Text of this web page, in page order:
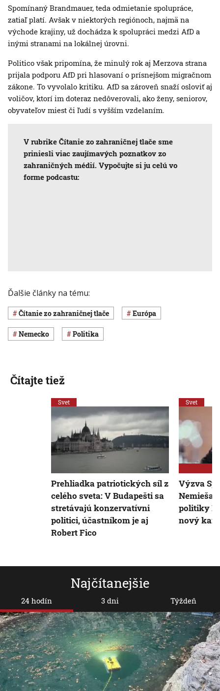
Spomínaný Brandmauer, teda odmietanie spolupráce,
zatiaľ platí. Avšak v niektorých regiónoch, najmä na
východe krajiny, už dochádza k spolupráci medzi AfD a
inými stranami na lokálnej úrovni.
Politico však pripomína, že minulý rok aj Merzova strana
prijala podporu AfD pri hlasovaní o prísnejšom migračnom
zákone. To vyvolalo kritiku. AfD sa zároveň snaží osloviť aj
voličov, ktorí im doteraz nedôverovali, ako ženy, seniorov,
obyvateľov miest či ľudí s vyšším vzdelaním.
V rubrike Čítanie zo zahraničnej tlače sme
priniesli viac zaujímavých poznatkov zo
zahraničných médií. Vypočujte si ju celú vo
forme podcastu:
Ďalšie články na tému:
Čítanie zo zahraničnej tlače Európa
Nemecko Politika
Najčítanejšie
24 hodín 3 dni Týždeň
Čítajte tiež
Svet
Prehliadka patriotických síl z
celého sveta: V Budapešti sa
stretávajú konzervatívni
politici, účastníkom je aj
Robert Fico
Svet
Výzva
politiky
nový